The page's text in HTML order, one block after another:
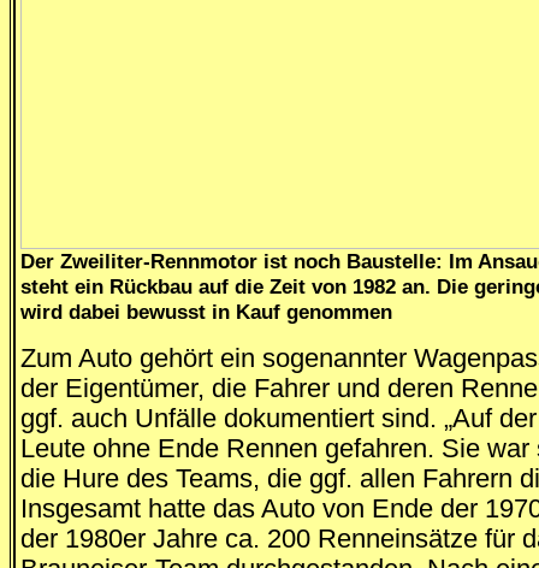
Der Zweiliter-Rennmotor ist noch Baustelle: Im
steht ein Rückbau auf die Zeit von 1982 an. Die
wird dabei bewusst in Kauf genommen
Zum Auto gehört ein sogenannter
der Eigentümer, die Fahrer und deren
ggf. auch Unfälle dokumentiert sind. „Auf
Leute ohne Ende Rennen gefahren. Sie war
die Hure des Teams, die ggf. allen Fahrern
Insgesamt hatte das Auto von Ende der
der 1980er Jahre ca. 200 Renneinsätze für